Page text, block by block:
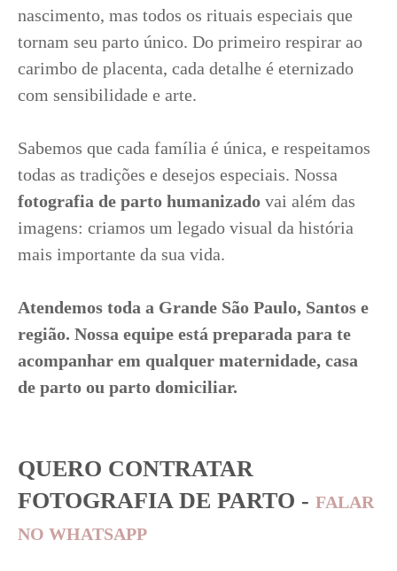
nascimento, mas todos os rituais especiais que
tornam seu parto único. Do primeiro respirar ao
carimbo de placenta, cada detalhe é eternizado
com sensibilidade e arte.
Sabemos que cada família é única, e respeitamos
todas as tradições e desejos especiais. Nossa
fotografia de parto humanizado vai além das
imagens: criamos um legado visual da história
mais importante da sua vida.
Atendemos toda a Grande São Paulo, Santos e
região. Nossa equipe está preparada para te
acompanhar em qualquer maternidade, casa
de parto ou parto domiciliar.
QUERO CONTRATAR
FOTOGRAFIA DE PARTO - FALAR
NO WHATSAPP